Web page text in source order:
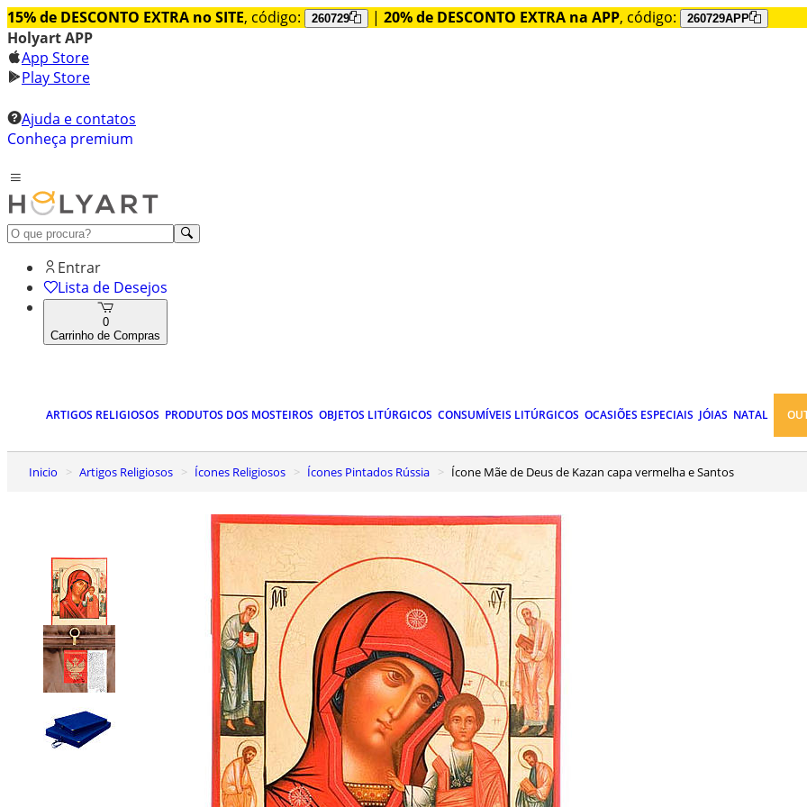
15% de DESCONTO EXTRA no SITE, código: 260729 | 20% de DESCONTO EXTRA na APP, código: 260729APP
Holyart APP
App Store
Play Store
Ajuda e contatos
Conheça premium
Entrar
Lista de Desejos
0
Carrinho de Compras
ARTIGOS RELIGIOSOS PRODUTOS DOS MOSTEIROS OBJETOS LITÚRGICOS CONSUMÍVEIS LITÚRGICOS OCASIÕES ESPECIAIS JÓIAS NATAL
Inicio Artigos Religiosos Ícones Religiosos Ícones Pintados Rússia Ícone Mãe de Deus de Kazan capa vermelha e Santos